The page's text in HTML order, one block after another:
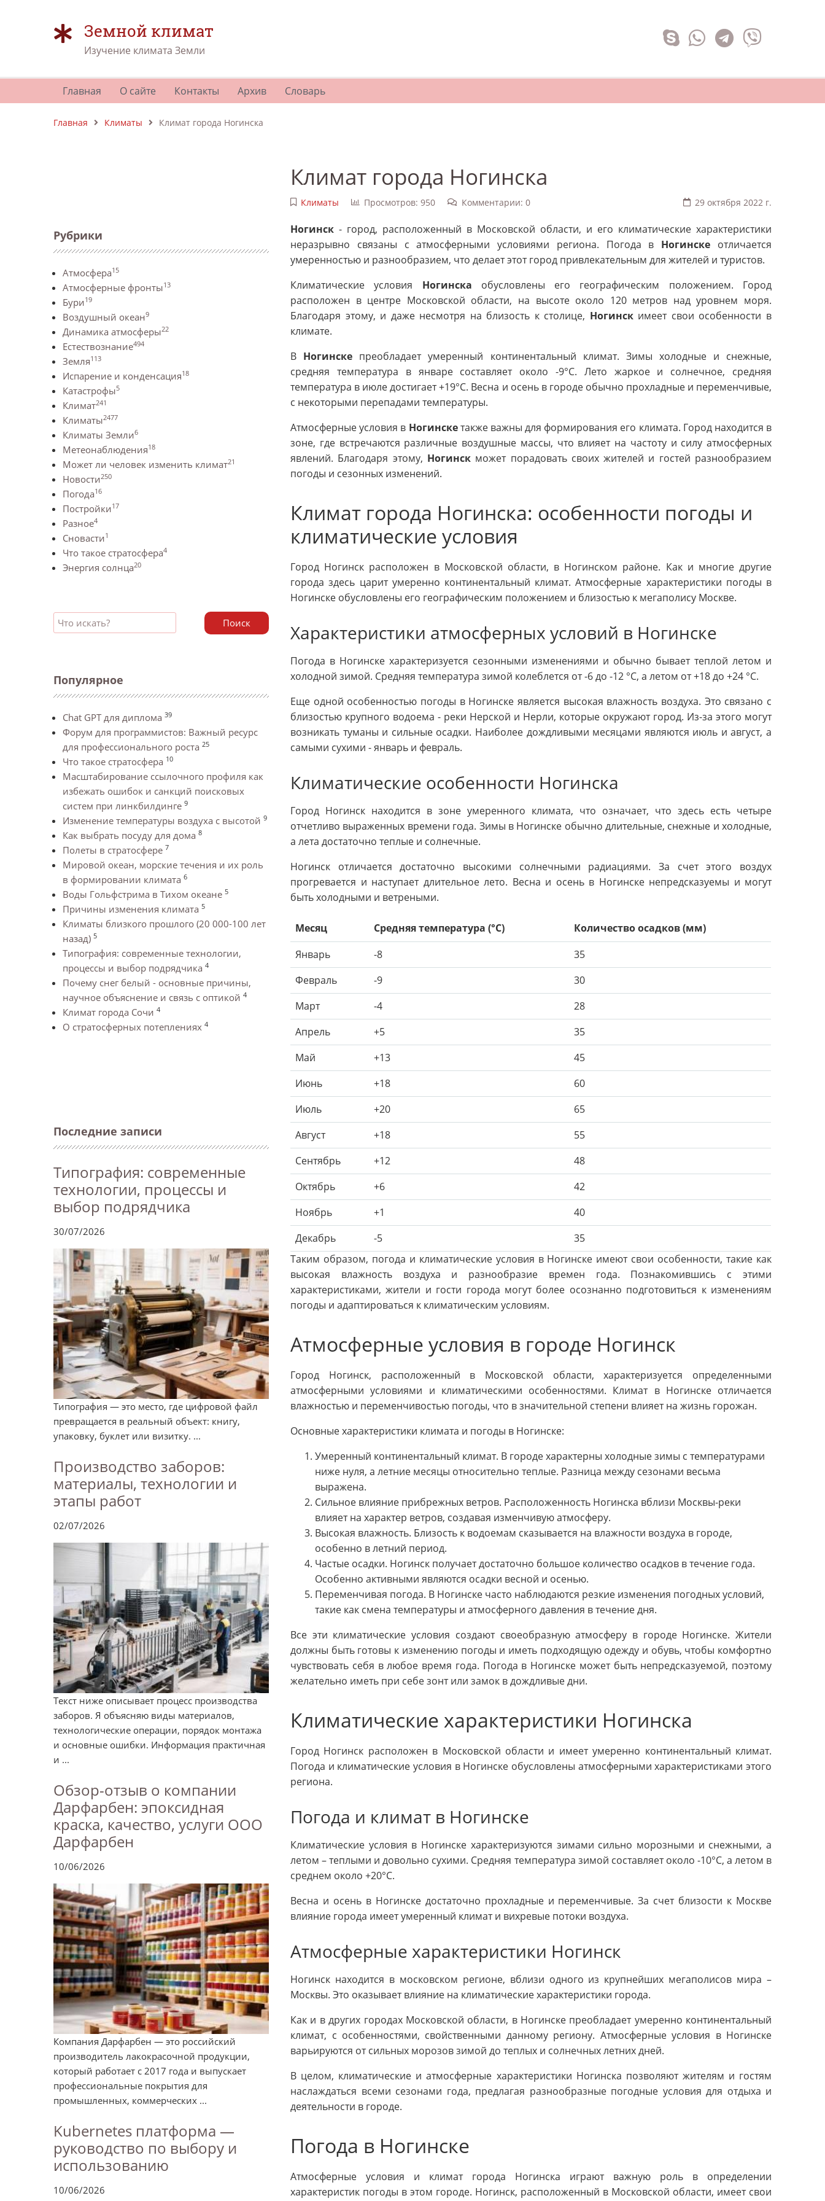
Земной климат
Изучение климата Земли
Главная О сайте Контакты Архив Словарь
Главная Климаты Климат города Ногинска
Рубрики
Атмосфера15
Атмосферные фронты13
Бури19
Воздушный океан9
Динамика атмосферы22
Естествознание494
Земля113
Испарение и конденсация18
Катастрофы5
Климат241
Климаты2477
Климаты Земли6
Метеонаблюдения18
Может ли человек изменить климат21
Новости250
Погода16
Постройки17
Разное4
Сновасти1
Что такое стратосфера4
Энергия солнца20
Поиск
Популярное
Chat GPT для диплома 39
Форум для программистов: Важный ресурс
для профессионального роста 25
Что такое стратосфера 10
Масштабирование ссылочного профиля как
избежать ошибок и санкций поисковых
систем при линкбилдинге 9
Изменение температуры воздуха с высотой 9
Как выбрать посуду для дома 8
Полеты в стратосфере 7
Мировой океан, морские течения и их роль
в формировании климата 6
Воды Гольфстрима в Тихом океане 5
Причины изменения климата 5
Климаты близкого прошлого (20 000-100 лет
назад) 5
Типография: современные технологии,
процессы и выбор подрядчика 4
Почему снег белый - основные причины,
научное объяснение и связь с оптикой 4
Климат города Сочи 4
О стратосферных потеплениях 4
Последние записи
Типография: современные
технологии, процессы и
выбор подрядчика
30/07/2026
Типография — это место, где цифровой файл
превращается в реальный объект: книгу,
упаковку, буклет или визитку. ...
Производство заборов:
материалы, технологии и
этапы работ
02/07/2026
Текст ниже описывает процесс производства
заборов. Я объясняю виды материалов,
технологические операции, порядок монтажа
и основные ошибки. Информация практичная
и ...
Обзор-отзыв о компании
Дарфарбен: эпоксидная
краска, качество, услуги ООО
Дарфарбен
10/06/2026
Компания Дарфарбен — это российский
производитель лакокрасочной продукции,
который работает с 2017 года и выпускает
профессиональные покрытия для
промышленных, коммерческих ...
Kubernetes платформа —
руководство по выбору и
использованию
10/06/2026
Климат города Ногинска
Климаты Просмотров: 950 Комментарии: 0 29 октября 2022 г.
Ногинск - город, расположенный в Московской области, и его климатические характеристики
неразрывно связаны с атмосферными условиями региона. Погода в Ногинске отличается
умеренностью и разнообразием, что делает этот город привлекательным для жителей и туристов.
Климатические условия Ногинска обусловлены его географическим положением. Город
расположен в центре Московской области, на высоте около 120 метров над уровнем моря.
Благодаря этому, и даже несмотря на близость к столице, Ногинскимеет свои особенности в
климате.
В Ногинске преобладает умеренный континентальный климат. Зимы холодные и снежные,
средняя температура в январе составляет около -9°C. Лето жаркое и солнечное, средняя
температура в июле достигает +19°C. Весна и осень в городе обычно прохладные и переменчивые,
с некоторыми перепадами температуры.
Атмосферные условия в Ногинскетакже важны для формирования его климата. Город находится в
зоне, где встречаются различные воздушные массы, что влияет на частоту и силу атмосферных
явлений. Благодаря этому, Ногинскможет порадовать своих жителей и гостей разнообразием
погоды и сезонных изменений.
Климат города Ногинска: особенности погоды и
климатические условия
Город Ногинск расположен в Московской области, в Ногинском районе. Как и многие другие
города здесь царит умеренно континентальный климат. Атмосферные характеристики погоды в
Ногинске обусловлены его географическим положением и близостью к мегаполису Москве.
Характеристики атмосферных условий в Ногинске
Погода в Ногинске характеризуется сезонными изменениями и обычно бывает теплой летом и
холодной зимой. Средняя температура зимой колеблется от -6 до -12 °C, а летом от +18 до +24 °C.
Еще одной особенностью погоды в Ногинске является высокая влажность воздуха. Это связано с
близостью крупного водоема - реки Нерской и Нерли, которые окружают город. Из-за этого могут
возникать туманы и сильные осадки. Наиболее дождливыми месяцами являются июль и август, а
самыми сухими - январь и февраль.
Климатические особенности Ногинска
Город Ногинск находится в зоне умеренного климата, что означает, что здесь есть четыре
отчетливо выраженных времени года. Зимы в Ногинске обычно длительные, снежные и холодные,
а лета достаточно теплые и солнечные.
Ногинск отличается достаточно высокими солнечными радиациями. За счет этого воздух
прогревается и наступает длительное лето. Весна и осень в Ногинске непредсказуемы и могут
быть холодными и ветреными.
Месяц Средняя температура (°C)
Количество осадков (мм)
Январь
-8
35
Февраль
-9
30
Март
-4
28
Апрель
+5
35
Май
+13
45
Июнь
+18
60
Июль
+20
65
Август
+18
55
Сентябрь
+12
48
Октябрь
+6
42
Ноябрь
+1
40
Декабрь
-5
35
Таким образом, погода и климатические условия в Ногинске имеют свои особенности, такие как
высокая влажность воздуха и разнообразие времен года. Познакомившись с этими
характеристиками, жители и гости города могут более осознанно подготовиться к изменениям
погоды и адаптироваться к климатическим условиям.
Атмосферные условия в городе Ногинск
Город Ногинск, расположенный в Московской области, характеризуется определенными
атмосферными условиями и климатическими особенностями. Климат в Ногинске отличается
влажностью и переменчивостью погоды, что в значительной степени влияет на жизнь горожан.
Основные характеристики климата и погоды в Ногинске:
Умеренный континентальный климат. В городе характерны холодные зимы с температурами
ниже нуля, а летние месяцы относительно теплые. Разница между сезонами весьма
выражена.
Сильное влияние прибрежных ветров. Расположенность Ногинска вблизи Москвы-реки
влияет на характер ветров, создавая изменчивую атмосферу.
Высокая влажность. Близость к водоемам сказывается на влажности воздуха в городе,
особенно в летний период.
Частые осадки. Ногинск получает достаточно большое количество осадков в течение года.
Особенно активными являются осадки весной и осенью.
Переменчивая погода. В Ногинске часто наблюдаются резкие изменения погодных условий,
такие как смена температуры и атмосферного давления в течение дня.
Все эти климатические условия создают своеобразную атмосферу в городе Ногинске. Жители
должны быть готовы к изменению погоды и иметь подходящую одежду и обувь, чтобы комфортно
чувствовать себя в любое время года. Погода в Ногинске может быть непредсказуемой, поэтому
желательно иметь при себе зонт или замок в дождливые дни.
Климатические характеристики Ногинска
Город Ногинск расположен в Московской области и имеет умеренно континентальный климат.
Погода и климатические условия в Ногинске обусловлены атмосферными характеристиками этого
региона.
Погода и климат в Ногинске
Климатические условия в Ногинске характеризуются зимами сильно морозными и снежными, а
летом – теплыми и довольно сухими. Средняя температура зимой составляет около -10°C, а летом в
среднем около +20°C.
Весна и осень в Ногинске достаточно прохладные и переменчивые. За счет близости к Москве
влияние города имеет умеренный климат и вихревые потоки воздуха.
Атмосферные характеристики Ногинск
Ногинск находится в московском регионе, вблизи одного из крупнейших мегаполисов мира –
Москвы. Это оказывает влияние на климатические характеристики города.
Как и в других городах Московской области, в Ногинске преобладает умеренно континентальный
климат, с особенностями, свойственными данному региону. Атмосферные условия в Ногинске
варьируются от сильных морозов зимой до теплых и солнечных летних дней.
В целом, климатические и атмосферные характеристики Ногинска позволяют жителям и гостям
наслаждаться всеми сезонами года, предлагая разнообразные погодные условия для отдыха и
деятельности в городе.
Погода в Ногинске
Атмосферные условия и климат города Ногинска играют важную роль в определении
характеристик погоды в этом городе. Ногинск, расположенный в Московской области, имеет свои